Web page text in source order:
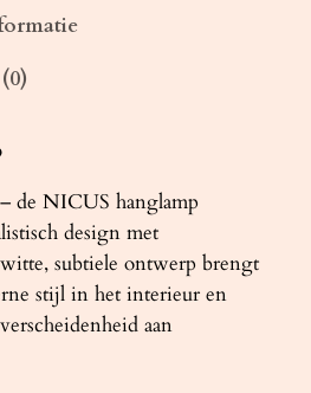
de NICUS hanglamp
design met
subtiele ontwerp brengt
stijl in het interieur en
aan